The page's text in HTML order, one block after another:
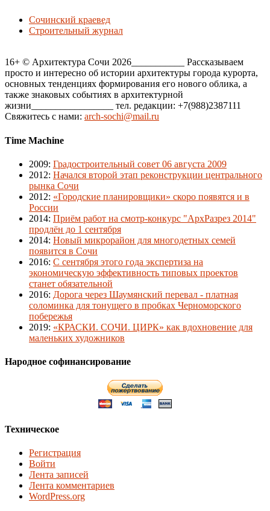
Сочинский краевед
Строительный журнал
16+ © Архитектура Сочи 2026___________ Рассказываем
просто и интересно об истории архитектуры города курорта,
основных тенденциях формирования его нового облика, а
также знаковых событиях в архитектурной
жизни_________________ тел. редакции: +7(988)2387111
Свяжитесь с нами: arch-sochi@mail.ru
Time Machine
2009: Градостроительный совет 06 августа 2009
2012: Начался второй этап реконструкции центрального
рынка Сочи
2012: «Городские планировщики» скоро появятся и в
России
2014: Приём работ на смотр-конкурс "АрхРазрез 2014"
продлён до 1 сентября
2014: Новый микрорайон для многодетных семей
появится в Сочи
2016: С сентября этого года экспертиза на
экономическую эффективность типовых проектов
станет обязательной
2016: Дорога через Шаумянский перевал - платная
соломинка для тонущего в пробках Черноморского
побережья
2019: «КРАСКИ. СОЧИ. ЦИРК» как вдохновение для
маленьких художников
Народное софинансирование
Техническое
Регистрация
Войти
Лента записей
Лента комментариев
WordPress.org